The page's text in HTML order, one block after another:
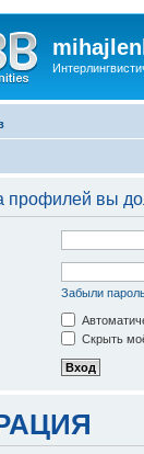
профилей вы
Забыли
Скрыть